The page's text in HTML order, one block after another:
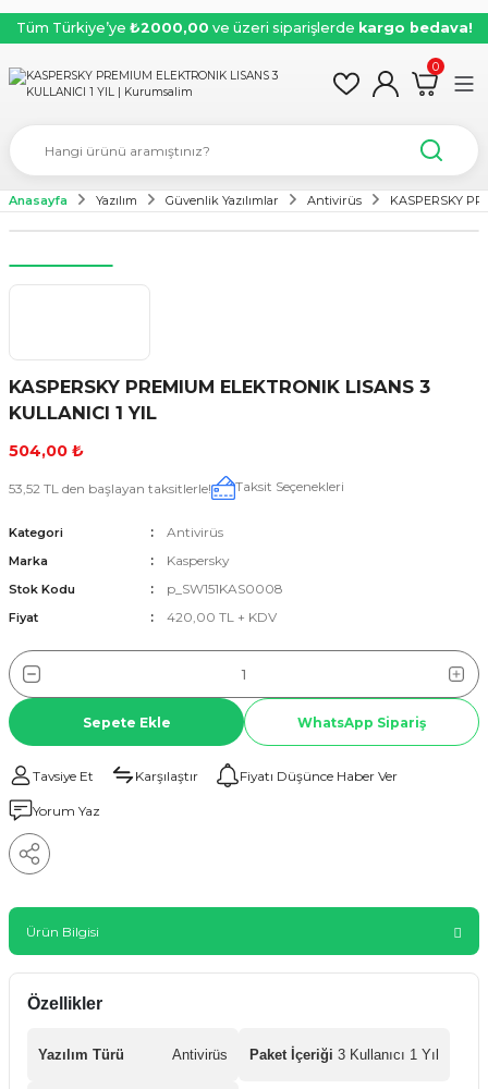
Tüm Türkiye’ye ₺2000,00 ve üzeri siparişlerde kargo bedava!
0
Anasayfa Yazılım Güvenlik Yazılımlar Antivirüs KASPERSKY
KASPERSKY PREMIUM ELEKTRONIK LISANS 3
KULLANICI 1 YIL
504,00 ₺
53,52 TL den başlayan taksitlerle! Taksit Seçenekleri
Kategori Antivirüs
Marka Kaspersky
Stok Kodu p_SW151KAS0008
Fiyat 420,00 TL + KDV
Sepete Ekle WhatsApp Sipariş
Tavsiye Et Karşılaştır Fiyatı Düşünce Haber Ver
Yorum Yaz
Ürün Bilgisi
Özellikler
Yazılım Türü Antivirüs Paket İçeriği 3 Kullanıcı 1 Yıl